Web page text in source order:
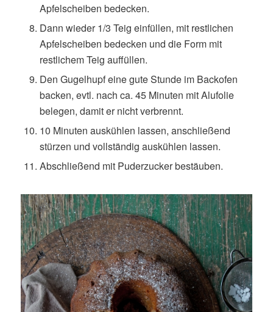
Apfelscheiben bedecken.
Dann wieder 1/3 Teig einfüllen, mit restlichen
Apfelscheiben bedecken und die Form mit
restlichem Teig auffüllen.
Den Gugelhupf eine gute Stunde im Backofen
backen, evtl. nach ca. 45 Minuten mit Alufolie
belegen, damit er nicht verbrennt.
10 Minuten auskühlen lassen, anschließend
stürzen und vollständig auskühlen lassen.
Abschließend mit Puderzucker bestäuben.